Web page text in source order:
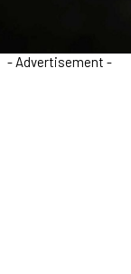
- Advertisement -